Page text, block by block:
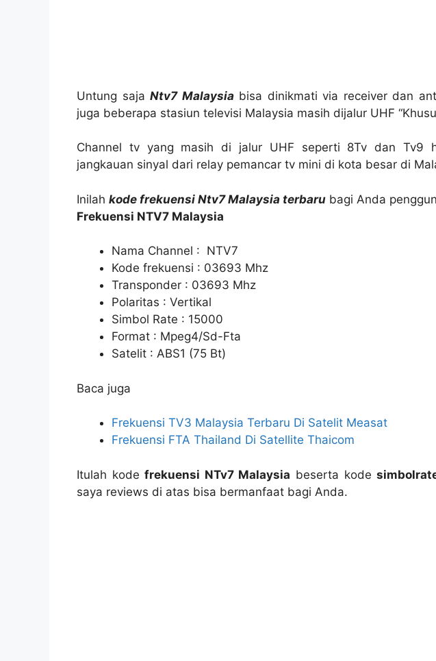
Untung saja Ntv7 Malaysiabisa dinikmati via receiver dan
juga beberapa stasiun televisi Malaysia masih dijalur UHF
Channel tv yang masih di jalur UHF seperti 8Tv dan Tv9
jangkauan sinyal dari relay pemancar tv mini di kota besar di
Inilah kode frekuensi Ntv7 Malaysia terbaru bagi Anda
Frekuensi NTV7 Malaysia
Nama Channel : NTV7
Kode frekuensi : 03693 Mhz
Transponder : 03693 Mhz
Polaritas : Vertikal
Simbol Rate : 15000
Format : Mpeg4/Sd-Fta
Satelit : ABS1 (75 Bt)
Baca juga
Frekuensi TV3 Malaysia Terbaru Di Satelit Measat
Frekuensi FTA Thailand Di Satellite Thaicom
Itulah kodefrekuensi NTv7 Malaysia beserta kode
saya reviews di atas bisa bermanfaat bagi Anda.